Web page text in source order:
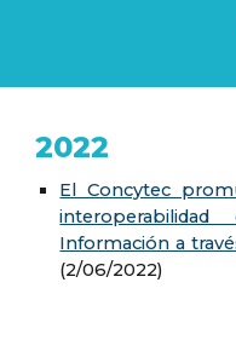
2022
El Concytec
Información a
(2/06/2022)